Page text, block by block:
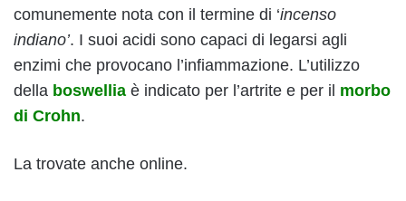
comunemente nota con il termine di ‘incenso
indiano’. I suoi acidi sono capaci di legarsi agli
enzimi che provocano l’infiammazione. L’utilizzo
della boswellia è indicato per l’artrite e per il morbo
di Crohn.
La trovate anche online.